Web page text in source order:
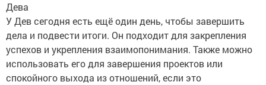
Дева
У Дев сегодня есть ещё один день, чтобы завершить
дела и подвести итоги. Он подходит для закрепления
успехов и укрепления взаимопонимания. Также можно
использовать его для завершения проектов или
спокойного выхода из отношений, если это